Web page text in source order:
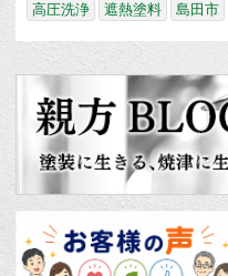
高圧洗浄
遮熱塗料 島田市